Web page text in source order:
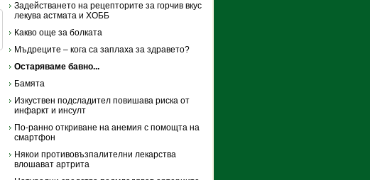
Задействането на рецепторите за горчив вкус
лекува астмата и ХОББ
Какво още за болката
Мъдреците – кога са заплаха за здравето?
Остаряваме бавно...
Бамята
Изкуствен подсладител повишава риска от
инфаркт и инсулт
По-ранно откриване на анемия с помощта на
смартфон
Някои противовъзпалителни лекарства
влошават артрита